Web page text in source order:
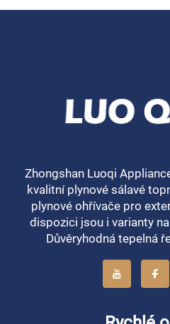
Zhongshan Luoqi
kvalitní plynové sálavé
plynové ohřívače pro
dispozici jsou i varianty
Důvěryhodná tepelná